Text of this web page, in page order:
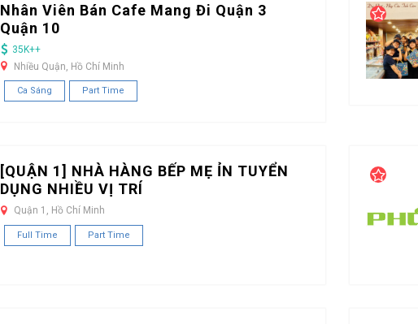
Nhân Viên Bán Cafe Mang Đi Quận 3
Quận 10
35K++
Nhiều Quận, Hồ Chí Minh
Ca Sáng Part Time
[QUẬN 1] NHÀ HÀNG BẾP MẸ ỈN TUYỂN
DỤNG NHIỀU VỊ TRÍ
Quận 1, Hồ Chí Minh
Full Time Part Time